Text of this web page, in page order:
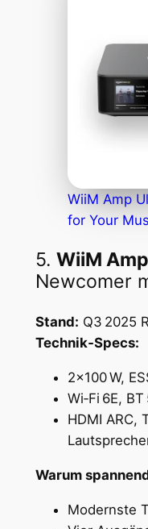
WiiM Amp
for Your
5. WiiM
Newcomer
Stand: Q3 2025
Technik‑Specs:
2×100 W,
Wi‑Fi 6E,
HDMI ARC,
Warum
Modernste